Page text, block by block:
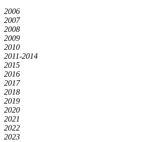
2006
2007
2008
2009
2010
2011-2014
2015
2016
2017
2018
2019
2020
2021
2022
2023